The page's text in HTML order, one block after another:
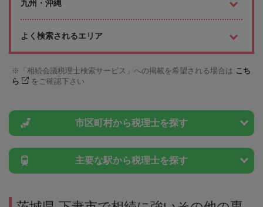
九州・沖縄
よく検索されるエリア
「相続会議税理士検索サービス」への掲載を希望される場合は こち
ら
をご確認下さい
市区町村から税理士を探す
主要な駅から税理士を探す